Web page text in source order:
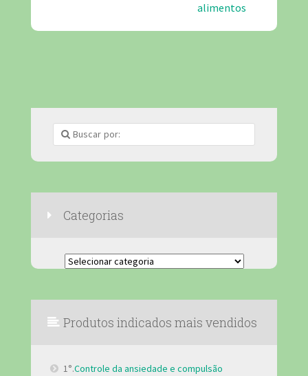
alimentos
Categorias
Categorias
Produtos indicados mais vendidos
1°.Controle da ansiedade e compulsão